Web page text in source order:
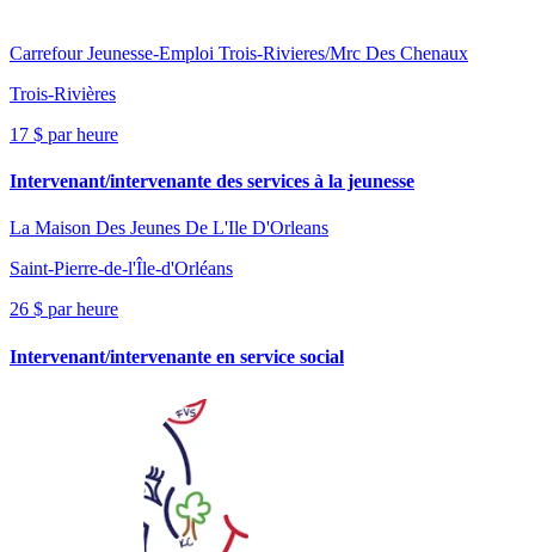
Carrefour Jeunesse-Emploi Trois-Rivieres/Mrc Des Chenaux
Trois-Rivières
17 $ par heure
Intervenant/intervenante des services à la jeunesse
La Maison Des Jeunes De L'Ile D'Orleans
Saint-Pierre-de-l'Île-d'Orléans
26 $ par heure
Intervenant/intervenante en service social